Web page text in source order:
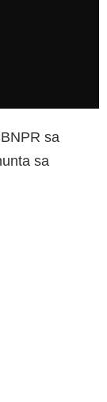
sa
sa